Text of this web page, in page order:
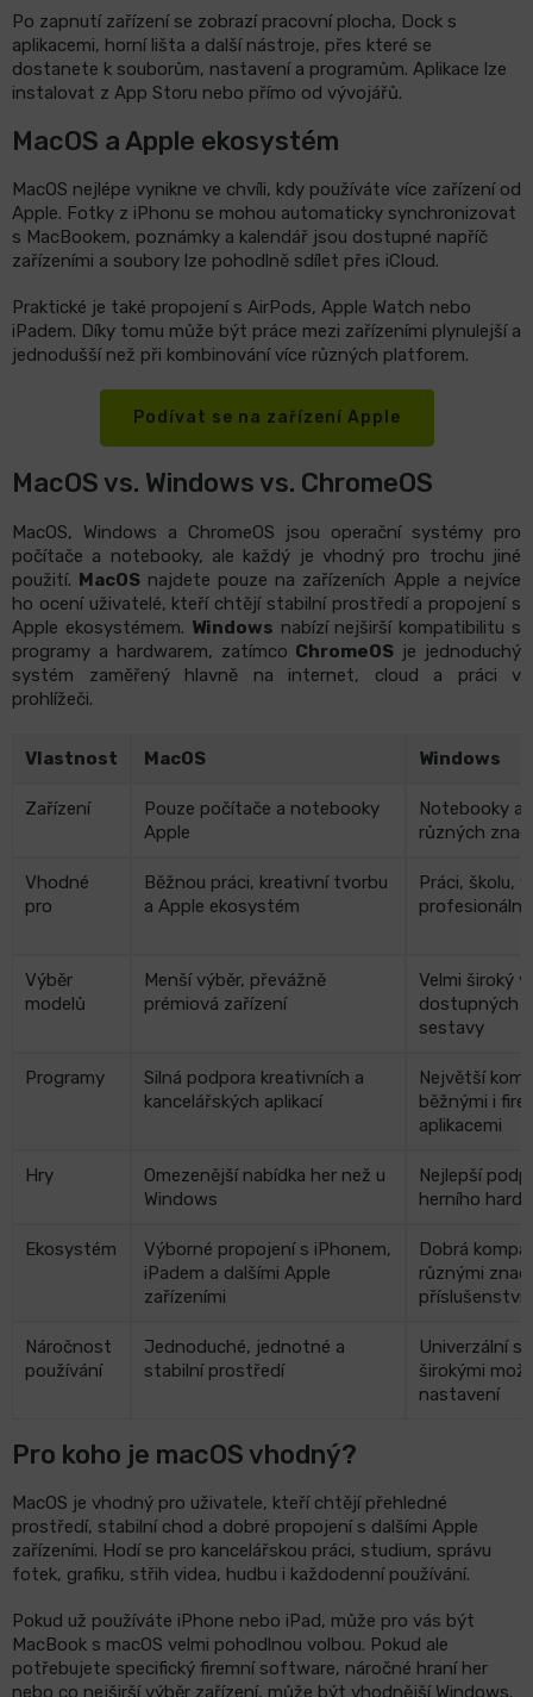
Po zapnutí zařízení se zobrazí pracovní plocha, Dock s
aplikacemi, horní lišta a další nástroje, přes které se
dostanete k souborům, nastavení a programům. Aplikace lze
instalovat z App Storu nebo přímo od vývojářů.
MacOS a Apple ekosystém
MacOS nejlépe vynikne ve chvíli, kdy používáte více zařízení od
Apple. Fotky z iPhonu se mohou automaticky synchronizovat
s MacBookem, poznámky a kalendář jsou dostupné napříč
zařízeními a soubory lze pohodlně sdílet přes iCloud.
Praktické je také propojení s AirPods, Apple Watch nebo
iPadem. Díky tomu může být práce mezi zařízeními plynulejší a
jednodušší než při kombinování více různých platforem.
Podívat se na zařízení Apple
MacOS vs. Windows vs. ChromeOS
MacOS, Windows a ChromeOS jsou operační systémy pro
počítače a notebooky, ale každý je vhodný pro trochu jiné
použití. MacOS najdete pouze na zařízeních Apple a nejvíce
ho ocení uživatelé, kteří chtějí stabilní prostředí a propojení s
Apple ekosystémem. Windows nabízí nejširší kompatibilitu s
programy a hardwarem, zatímco ChromeOS je jednoduchý
systém zaměřený hlavně na internet, cloud a práci v
prohlížeči.
Vlastnost MacOS Windows
Zařízení
Pouze počítače a notebooky
Apple
Notebooky a
různých
Vhodné
pro
Běžnou práci, kreativní tvorbu
a Apple ekosystém
Práci, školu,
Výběr
modelů
Menší výběr, převážně
prémiová zařízení
Velmi široký
dostupných
sestavy
Programy
Silná podpora kreativních a
kancelářských aplikací
Největší
běžnými i
aplikacemi
Hry
Omezenější nabídka her než u
Windows
Nejlepší
herního
Ekosystém
Výborné propojení s iPhonem,
iPadem a dalšími Apple
zařízeními
Dobrá
různými
Náročnost
používání
Jednoduché, jednotné a
stabilní prostředí
Univerzální
širokými
nastavení
Pro koho je macOS vhodný?
MacOS je vhodný pro uživatele, kteří chtějí přehledné
prostředí, stabilní chod a dobré propojení s dalšími Apple
zařízeními. Hodí se pro kancelářskou práci, studium, správu
fotek, grafiku, střih videa, hudbu i každodenní používání.
Pokud už používáte iPhone nebo iPad, může pro vás být
MacBook s macOS velmi pohodlnou volbou. Pokud ale
potřebujete specifický firemní software, náročné hraní her
nebo co nejširší výběr zařízení, může být vhodnější Windows.